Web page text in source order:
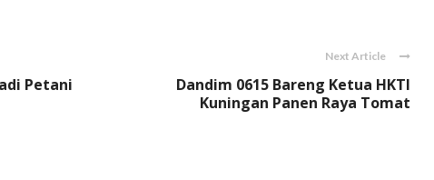
Petani
Next Article
Dandim 0615 Bareng Ketua HKTI
Kuningan Panen Raya Tomat